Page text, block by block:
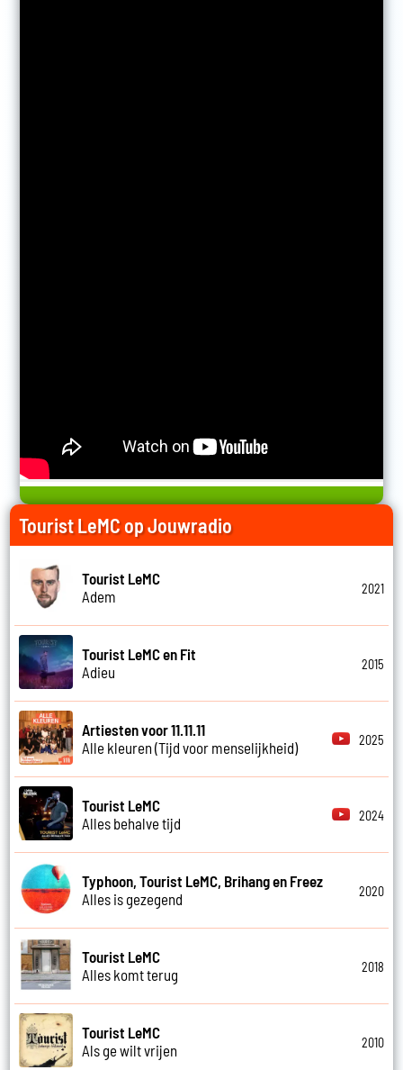
Tourist LeMC op Jouwradio
Tourist LeMC
Adem
2021
Tourist LeMC en Fit
Adieu
2015
Artiesten voor 11.11.11
Alle kleuren (Tijd voor menselijkheid)
2025
Tourist LeMC
Alles behalve tijd
2024
Typhoon, Tourist LeMC, Brihang en Freez
Alles is gezegend
2020
Tourist LeMC
Alles komt terug
2018
Tourist LeMC
Als ge wilt vrijen
2010